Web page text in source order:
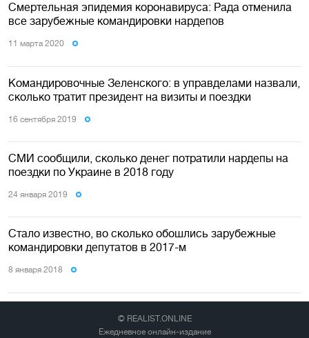
Смертельная эпидемия коронавируса: Рада отменила
все зарубежные командировки нардепов
11 марта 2020
Командировочные Зеленского: в управделами назвали,
сколько тратит президент на визиты и поездки
16 сентября 2019
СМИ сообщили, сколько денег потратили нардепы на
поездки по Украине в 2018 году
24 января 2019
Стало известно, во сколько обошлись зарубежные
командировки депутатов в 2017-м
8 января 2018
© REALIST.ONLINE
Ежедневное онлайн-издание